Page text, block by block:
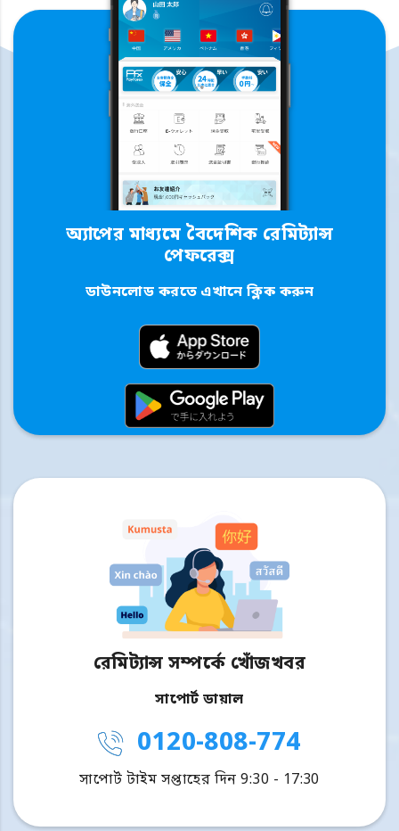
অ্যাপের মাধ্যমে বৈদেশিক রেমিট্যান্স
পেফরেক্স
ডাউনলোড করতে এখানে ক্লিক করুন
রেমিট্যান্স সম্পর্কে খোঁজখবর
সাপোর্ট ডায়াল
0120-808-774
সাপোর্ট টাইম সপ্তাহের দিন 9:30 - 17:30